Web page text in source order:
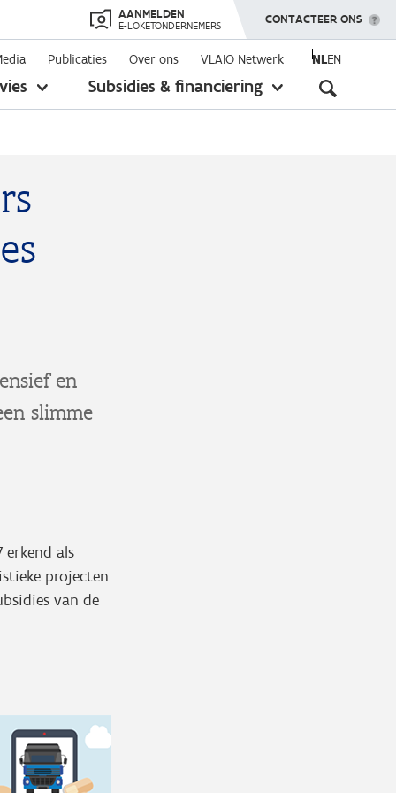
AANMELDEN
E-LOKETONDERNEMERS TOON MENU
CONTACTEER ONS
Publicaties Over ons VLAIO Netwerk NLEN
toon
Subsidies & financiering
toon
en
slimme
als
projecten
van de